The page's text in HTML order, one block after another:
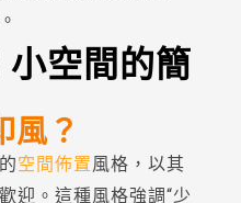
空間的簡
風？
空間佈置風格，以其
迎。這種風格強調“少